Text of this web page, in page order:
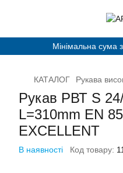
Мінімальна сума
КАТАЛОГ Рукава
Рукав РВТ S
L=310mm EN
EXCELLENT
В наявності Код товару: